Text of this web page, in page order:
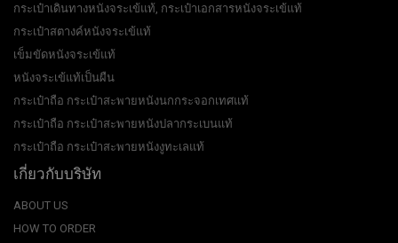
กระเป๋าเดินทางหนังจระเข้แท้, กระเป๋าเอกสารหนังจระเข้แท้
กระเป๋าสตางค์หนังจระเข้แท้
เข็มขัดหนังจระเข้แท้
หนังจระเข้แท้เป็นผืน
กระเป๋าถือ กระเป๋าสะพายหนังนกกระจอกเทศแท้
กระเป๋าถือ กระเป๋าสะพายหนังปลากระเบนแท้
กระเป๋าถือ กระเป๋าสะพายหนังงูทะเลแท้
เกี่ยวกับบริษัท
ABOUT US
HOW TO ORDER